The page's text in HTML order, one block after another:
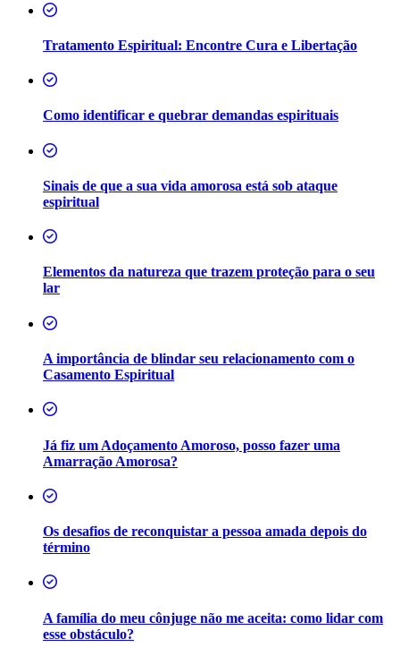
Tratamento Espiritual: Encontre Cura e Libertação
Como identificar e quebrar demandas espirituais
Sinais de que a sua vida amorosa está sob ataque
espiritual
Elementos da natureza que trazem proteção para o seu
lar
A importância de blindar seu relacionamento com o
Casamento Espiritual
Já fiz um Adoçamento Amoroso, posso fazer uma
Amarração Amorosa?
Os desafios de reconquistar a pessoa amada depois do
término
A família do meu cônjuge não me aceita: como lidar com
esse obstáculo?